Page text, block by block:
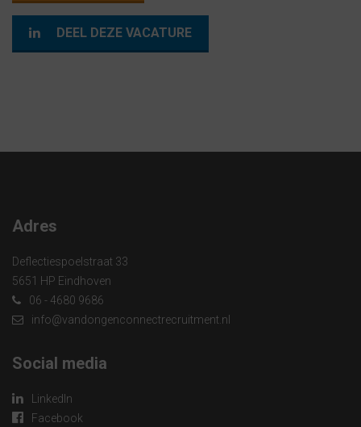
DEEL DEZE VACATURE
Adres
Deflectiespoelstraat 33
5651 HP Eindhoven
06 - 4680 9686
info@vandongenconnectrecruitment.nl
Social media
LinkedIn
Facebook